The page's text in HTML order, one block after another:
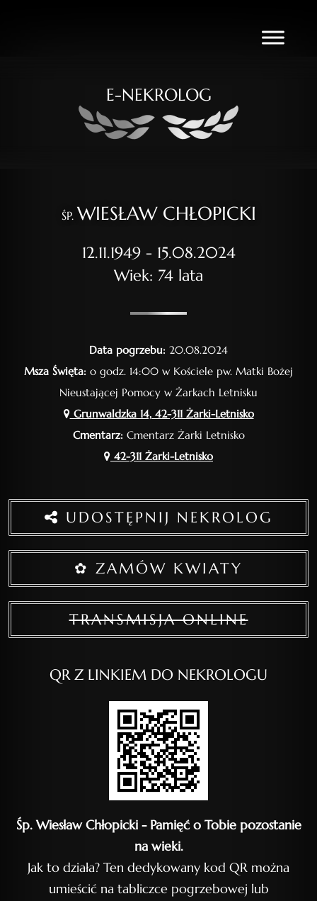
E-NEKROLOG
ŚP. WIESŁAW CHŁOPICKI
12.11.1949 - 15.08.2024
Wiek: 74 lata
Data pogrzebu: 20.08.2024
Msza Święta: o godz. 14:00 w Kościele pw. Matki Bożej
Nieustającej Pomocy w Żarkach Letnisku
Grunwaldzka 14, 42-311 Żarki-Letnisko
Cmentarz:Cmentarz Żarki Letnisko
42-311 Żarki-Letnisko
UDOSTĘPNIJ NEKROLOG
✿ ZAMÓW KWIATY
TRANSMISJA ONLINE
QR Z LINKIEM DO NEKROLOGU
Śp. Wiesław Chłopicki - Pamięć o Tobie pozostanie
na wieki.
Jak to działa? Ten dedykowany kod QR można
umieścić na tabliczce pogrzebowej lub